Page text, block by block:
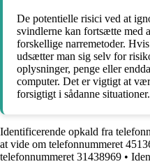
De potentielle risici ved at
svindlerne kan fortsætte med
forskellige narremetoder.
udsætter man sig selv for
oplysninger, penge eller
computer. Det er vigtigt at
forsigtigt i sådanne situationer.
Identificerende opkald fra
at vide om telefonnummeret
telefonnummeret 31438969 •